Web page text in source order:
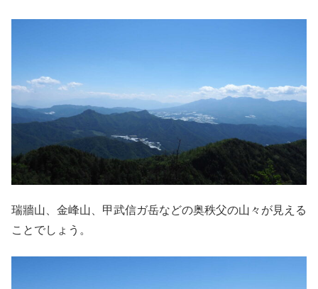
瑞牆山、金峰山、甲武信ガ岳などの奥秩父の山々が見える
ことでしょう。